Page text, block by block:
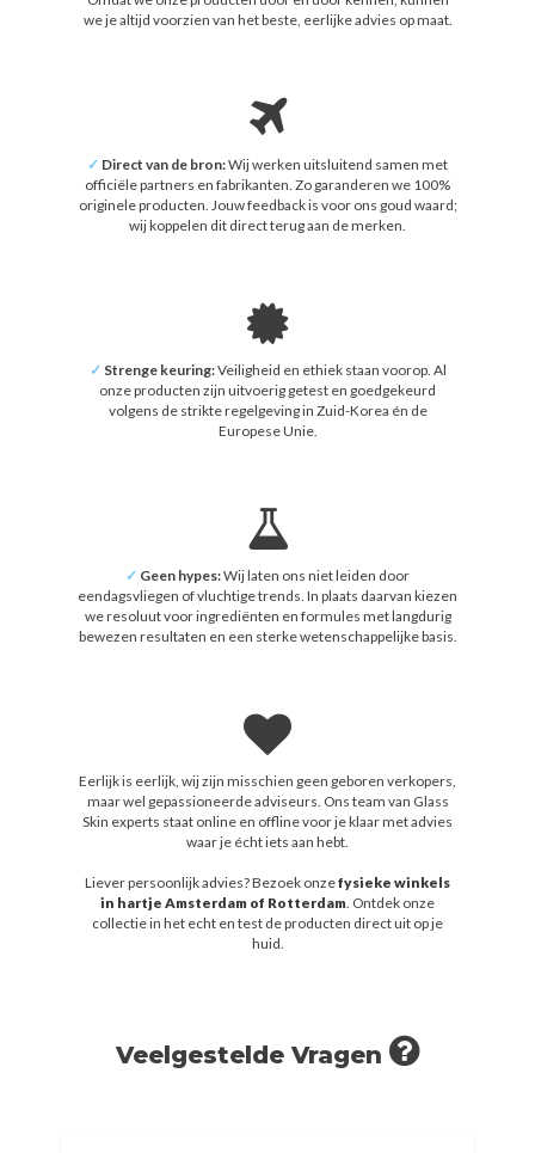
we je altijd voorzien van het beste, eerlijke advies op maat.
✓ Direct van de bron:Wij werken uitsluitend samen met
officiële partners en fabrikanten. Zo garanderen we 100%
originele producten. Jouw feedback is voor ons goud waard;
wij koppelen dit direct terug aan de merken.
✓ Strenge keuring:Veiligheid en ethiek staan voorop. Al
onze producten zijn uitvoerig getest en goedgekeurd
volgens de strikte regelgeving in Zuid-Korea én de
Europese Unie.
✓ Geen hypes:Wij laten ons niet leiden door
eendagsvliegen of vluchtige trends. In plaats daarvan kiezen
we resoluut voor ingrediënten en formules met langdurig
bewezen resultaten en een sterke wetenschappelijke basis.
Eerlijk is eerlijk, wij zijn misschien geen geboren verkopers,
maar wel gepassioneerde adviseurs. Ons team van Glass
Skin experts staat online en offline voor je klaar met advies
waar je écht iets aan hebt.
Liever persoonlijk advies? Bezoek onzefysieke winkels
in hartje Amsterdam of Rotterdam. Ontdek onze
collectie in het echt en test de producten direct uit op je
huid.
Veelgestelde Vragen